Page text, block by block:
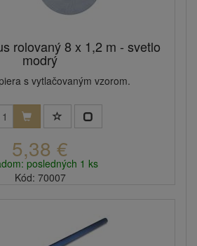
rolovaný 8 x 1,2 m - svetlo
modrý
s vytlačovaným vzorom.
5,38 €
posledných 1 ks
Kód: 70007